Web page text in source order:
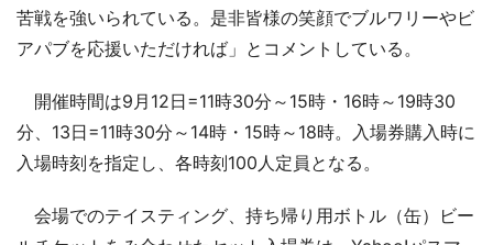
苦戦を強いられている。是非皆様の笑顔でブルワリーやビ
アパブを応援いただければ」とコメントしている。
開催時間は9月12日=11時30分～15時・16時～19時30
分、13日=11時30分～14時・15時～18時。入場券購入時に
入場時刻を指定し、各時刻100人定員となる。
会場でのテイスティング、持ち帰り用ボトル（缶）ビー